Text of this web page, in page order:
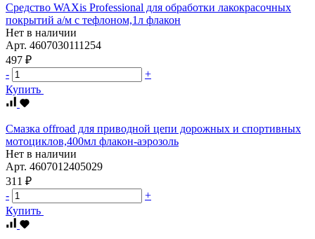
Средство WAXis Professional для обработки лакокрасочных
покрытий а/м с тефлоном,1л флакон
Нет в наличии
Арт. 4607030111254
497 ₽
-
+
Купить
Смазка offroad для приводной цепи дорожных и спортивных
мотоциклов,400мл флакон-аэрозоль
Нет в наличии
Арт. 4607012405029
311 ₽
-
+
Купить